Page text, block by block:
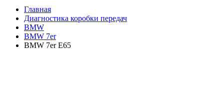
Главная
Диагностика коробки передач
BMW
BMW 7er
BMW 7er E65